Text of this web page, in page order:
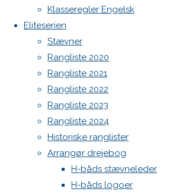
Klasseregler Engelsk
Eliteserien
Stævner
Rangliste 2020
Rangliste 2021
Rangliste 2022
Rangliste 2023
Rangliste 2024
Historiske ranglister
Arrangør drejebog
H-båds stævneleder
H-båds logoer
Previous
image
Next
image
Skriv
et
svar
WordPress.org